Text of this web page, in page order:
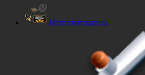
Металлоискатели